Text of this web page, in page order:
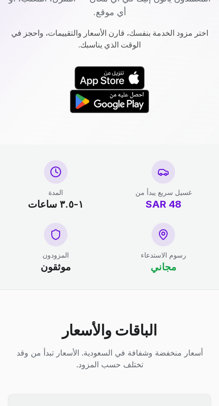
أي موقع.
اختر مزود الخدمة بنفسك، قارن الأسعار والتقييمات، واحجز في
الوقت الذي يناسبك.
غسيل سريع يبدأ من
48
SAR
المدة
١-٣.٥ ساعات
رسوم الاستدعاء
مجاني
المزودون
موثقون
الباقات والأسعار
أسعار منخفضة وشفافة في السعودية. الأسعار تبدأ من وقد
تختلف حسب المزود.